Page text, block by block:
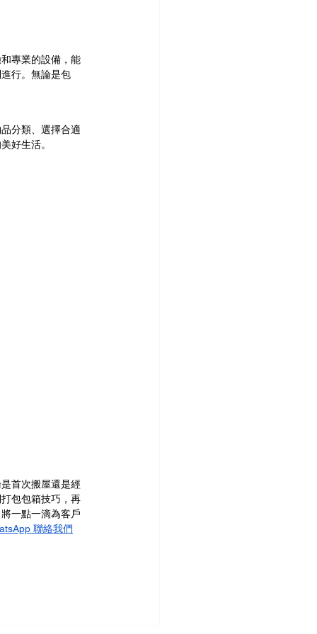
專業的設備，能
行。無論是包
分類、選擇合適
好生活。
首次搬屋還是經
包包箱技巧，再
一點一滴為客戶
聯絡我們